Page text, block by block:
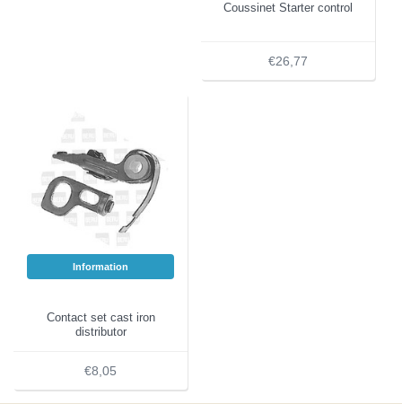
Coussinet Starter control
€26,77
Information
Contact set cast iron
distributor
€8,05